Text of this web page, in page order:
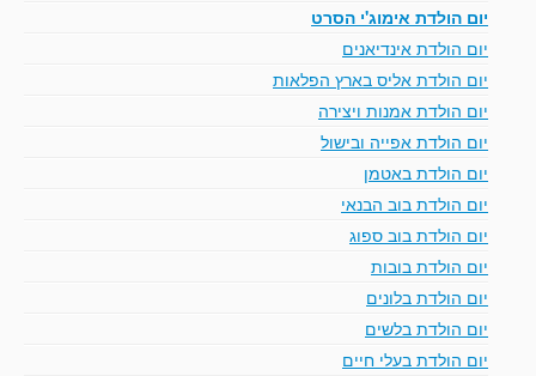
יום הולדת אימוג'י הסרט
יום הולדת אינדיאנים
יום הולדת אליס בארץ הפלאות
יום הולדת אמנות ויצירה
יום הולדת אפייה ובישול
יום הולדת באטמן
יום הולדת בוב הבנאי
יום הולדת בוב ספוג
יום הולדת בובות
יום הולדת בלונים
יום הולדת בלשים
יום הולדת בעלי חיים